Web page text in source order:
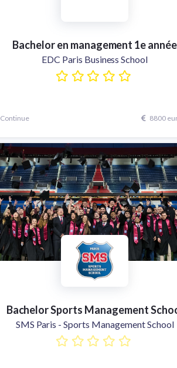
Bachelor en management 1e année
EDC Paris Business School
Continue 8800
Bachelor Sports Management
SMS Paris - Sports Management School